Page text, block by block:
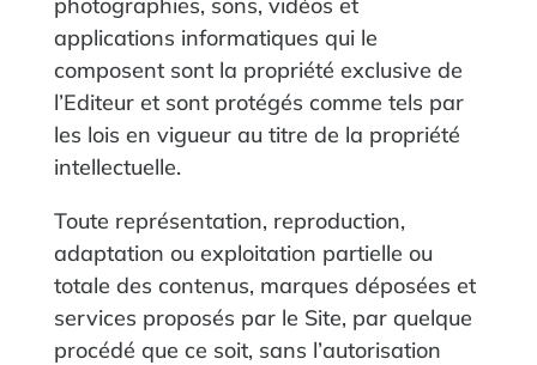
applications informatiques qui le
composent sont la propriété exclusive de
l’Editeur et sont protégés comme tels par
les lois en vigueur au titre de la propriété
intellectuelle.
Toute représentation, reproduction,
adaptation ou exploitation partielle ou
totale des contenus, marques déposées et
services proposés par le Site, par quelque
procédé que ce soit, sans l’autorisation